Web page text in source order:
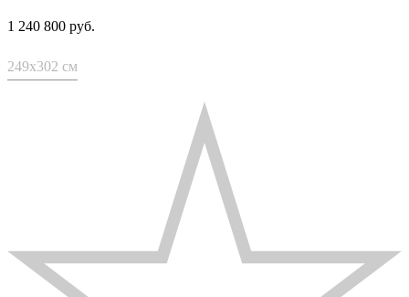
1 240 800 руб.
249x302 см